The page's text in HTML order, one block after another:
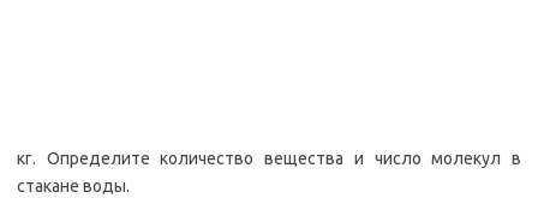
кг. Определите количество вещества и число молекул в
стакане воды.